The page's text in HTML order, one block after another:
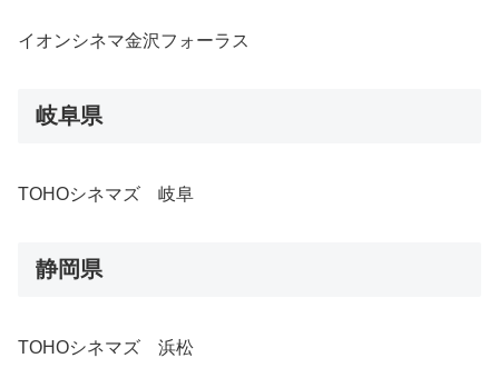
イオンシネマ金沢フォーラス
岐阜県
TOHOシネマズ 岐阜
静岡県
TOHOシネマズ 浜松